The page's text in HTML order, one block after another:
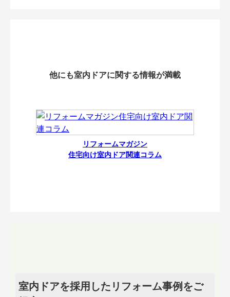
他にも室内ドアに関する情報が満載
リフォームマガジン
住宅向け室内ドア関連コラム
室内ドアを採用したリフォーム事例をご